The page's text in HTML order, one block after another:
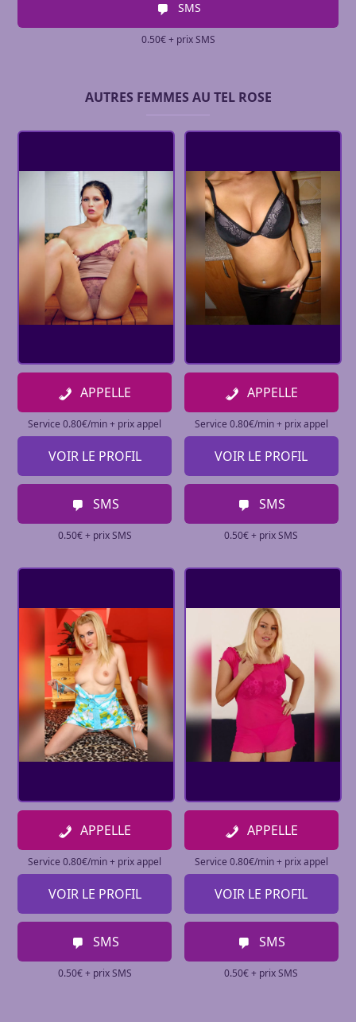
SMS
0.50€ + prix SMS
AUTRES FEMMES AU TEL ROSE
APPELLE
Service 0.80€/min + prix appel
VOIR LE PROFIL
SMS
0.50€ + prix SMS
APPELLE
Service 0.80€/min + prix appel
VOIR LE PROFIL
SMS
0.50€ + prix SMS
APPELLE
Service 0.80€/min + prix appel
VOIR LE PROFIL
SMS
0.50€ + prix SMS
APPELLE
Service 0.80€/min + prix appel
VOIR LE PROFIL
SMS
0.50€ + prix SMS